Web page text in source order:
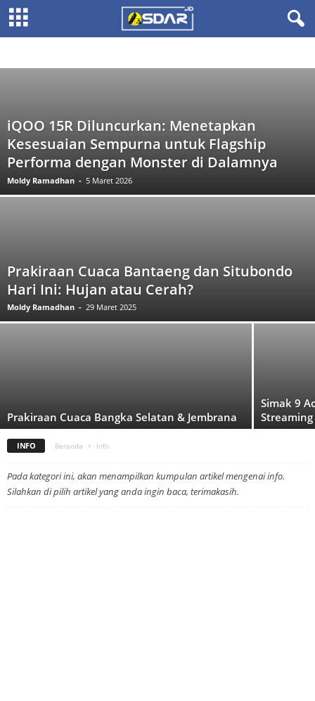
iQOO 15R Diluncurkan: Menetapkan
Kesesuaian Sempurna untuk Flagship
Performa dengan Monster di Dalamnya
Moldy Ramadhan - 5 Maret 2026
Prakiraan Cuaca Bantaeng dan Situbondo
Hari Ini: Hujan atau Cerah?
Moldy Ramadhan - 29 Maret 2025
Prakiraan Cuaca Bangka Selatan & Jembrana
Simak 9
INFO Beranda Info
Pada kategori ini, akan menampilkan kumpulan artikel mengenai info.
Silahkan di pilih artikel yang anda ingin baca, terimakasih.